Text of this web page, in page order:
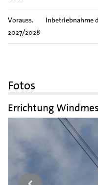
Vorauss.
2027/2028
Inbetriebnahme
Fotos
Errichtung